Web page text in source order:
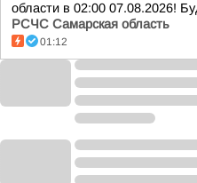
области в 02:00 07.08.2026!
РСЧС Самарская область
01:12